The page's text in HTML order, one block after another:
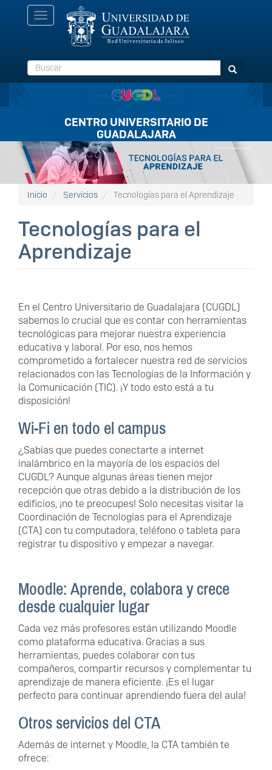
Toggle
navigation
Buscar Buscar
CENTRO UNIVERSITARIO DE
GUADALAJARA
Listón
FullScreen
Inicio Servicios Tecnologías para el Aprendizaje
Tecnologías para el
Aprendizaje
En el Centro Universitario de Guadalajara (CUGDL)
sabemos lo crucial que es contar con herramientas
tecnológicas para mejorar nuestra experiencia
educativa y laboral. Por eso, nos hemos
comprometido a fortalecer nuestra red de servicios
relacionados con las Tecnologías de la Información y
la Comunicación (TIC). ¡Y todo esto está a tu
disposición!
Wi-Fi en todo el campus
¿Sabías que puedes conectarte a internet
inalámbrico en la mayoría de los espacios del
CUGDL? Aunque algunas áreas tienen mejor
recepción que otras debido a la distribución de los
edificios, ¡no te preocupes! Solo necesitas visitar la
Coordinación de Tecnologías para el Aprendizaje
(CTA) con tu computadora, teléfono o tableta para
registrar tu dispositivo y empezar a navegar.
Moodle: Aprende, colabora y crece
desde cualquier lugar
Cada vez más profesores están utilizando Moodle
como plataforma educativa. Gracias a sus
herramientas, puedes colaborar con tus
compañeros, compartir recursos y complementar tu
aprendizaje de manera eficiente. ¡Es el lugar
perfecto para continuar aprendiendo fuera del aula!
Otros servicios del CTA
Además de internet y Moodle, la CTA también te
ofrece: